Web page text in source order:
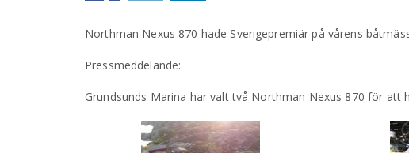
Northman Nexus 870 hade Sverigepremiär på vårens
Pressmeddelande:
Grundsunds Marina har valt två Northman Nexus 870 för